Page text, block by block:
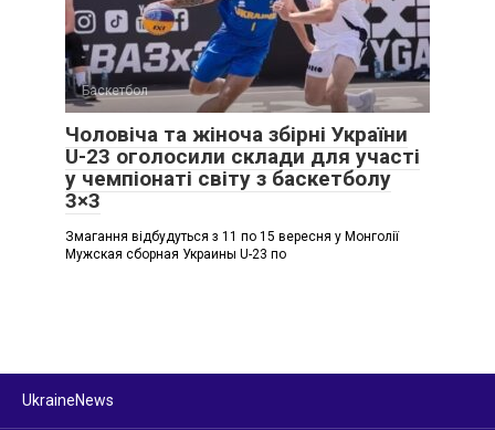
Баскетбол
Чоловіча та жіноча збірні України
U-23 оголосили склади для участі
у чемпіонаті світу з баскетболу
3×3
Змагання відбудуться з 11 по 15 вересня у Монголії
Мужская сборная Украины U-23 по
UkraineNews